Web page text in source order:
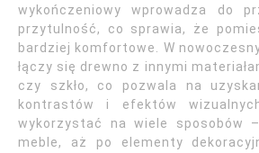
wykończeniowy wprowadza do
przytulność, co sprawia, że
bardziej komfortowe. W
łączy się drewno z innymi
czy szkło, co pozwala na
kontrastów i efektów
wykorzystać na wiele sposobów
meble, aż po elementy